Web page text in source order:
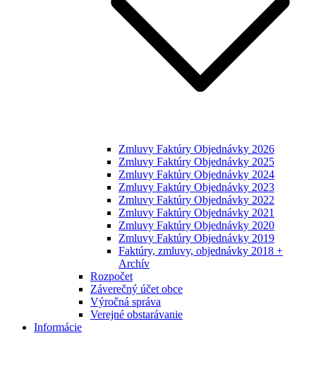
Zmluvy Faktúry Objednávky 2026
Zmluvy Faktúry Objednávky 2025
Zmluvy Faktúry Objednávky 2024
Zmluvy Faktúry Objednávky 2023
Zmluvy Faktúry Objednávky 2022
Zmluvy Faktúry Objednávky 2021
Zmluvy Faktúry Objednávky 2020
Zmluvy Faktúry Objednávky 2019
Faktúry, zmluvy, objednávky 2018 +
Archív
Rozpočet
Záverečný účet obce
Výročná správa
Verejné obstarávanie
Informácie